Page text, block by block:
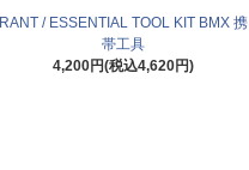
RANT / ESSENTIAL TOOL KIT BMX 携
帯工具
4,200円(税込4,620円)